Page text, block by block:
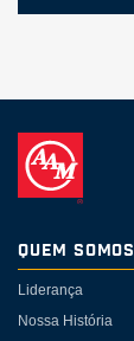
Quem somos
Liderança
Nossa História